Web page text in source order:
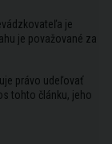
je
je považované za
právo udeľovať
tohto článku, jeho